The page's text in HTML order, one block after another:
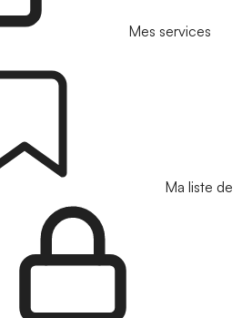
Mes services
Ma liste de